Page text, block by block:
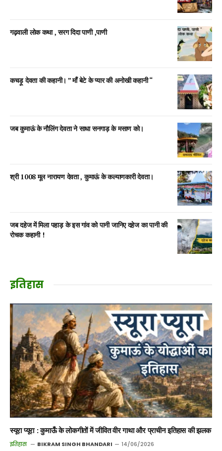
गढ़वाली लोक कथा , सरग दिदा पाणी ,पाणी
कचड़ू देवता की कहानी। ” माँ बेटे के प्यार की अनोखी कहानी “
जब कुमाऊं के नौलिंग देवता ने साधा सनगाड़ के मसाण को।
श्री 1008 मूल नारायण देवता , कुमाऊं के कल्याणकारी देवता।
जब दहेज में मिला पहाड़ के इस गांव को पानी जानिए दहेज का पानी की
रोचक कहानी !
इतिहास
स्यूरा प्यूरा : कुमाऊँ के लोकगीतों में जीवित वीर गाथा और प्राचीन इतिहास की झलक
इतिहास BIKRAM SINGH BHANDARI 14/06/2026